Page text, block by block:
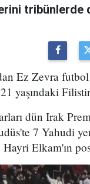
tribünlerde
Ez Zevra
yaşındaki
dün Irak
7 Yahudi
Hayri Elkam'ın